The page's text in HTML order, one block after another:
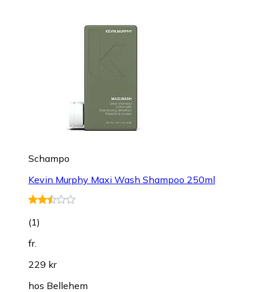
Schampo
Kevin Murphy Maxi Wash Shampoo 250ml
(1)
fr.
229 kr
hos Bellehem